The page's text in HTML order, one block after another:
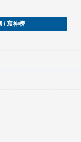
/ 衰神榜